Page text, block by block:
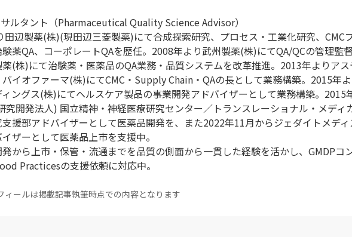
ルタント（Pharmaceutical Quality Science Advisor）
田辺製薬(株)(現田辺三菱製薬)にて合成探索研究、プロセス・工業化研究、CMC
験薬QA、コーポレートQAを歴任。2008年より武州製薬(株)にてQA/QCの管理監
(株)にて治験薬・医薬品のQA業務・品質システムを改革推進。2013年よりア
イオファーマ(株)にてCMC・Supply Chain・QAの長として業務構築。2015年
ングス(株)にてヘルスケア製品の事業開発アドバイザーとして業務構築。2015
開発法人) 国立精神・神経医療研究センター／トランスレーショナル・メディ
援部アドバイザーとして医薬品開発を、また2022年11月からジェダイトメデ
ザーとして医薬品上市を支援中。
から上市・保管・流通までを品質の側面から一貫した経験を活かし、GMDPコ
Practicesの支援依頼に対応中。
ールは掲載記事執筆時点での内容となります